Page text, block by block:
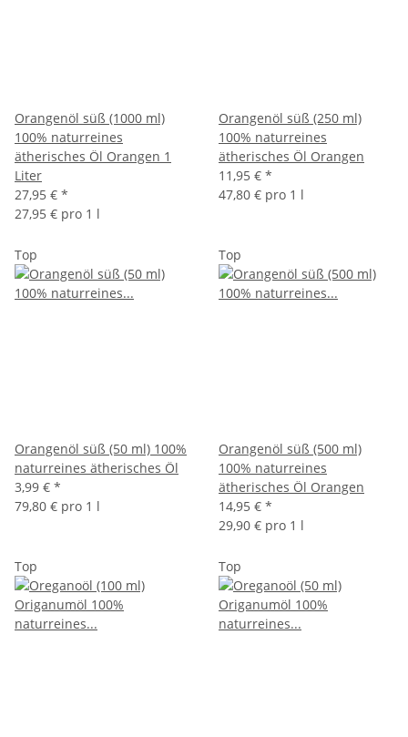
Orangenöl süß (1000 ml)
100% naturreines
ätherisches Öl Orangen 1
Liter
27,95 € *
27,95 € pro 1 l
Orangenöl süß (250 ml)
100% naturreines
ätherisches Öl Orangen
11,95 € *
47,80 € pro 1 l
Top
Orangenöl süß (50 ml) 100%
naturreines ätherisches Öl
3,99 € *
79,80 € pro 1 l
Top
Orangenöl süß (500 ml)
100% naturreines
ätherisches Öl Orangen
14,95 € *
29,90 € pro 1 l
Top Top